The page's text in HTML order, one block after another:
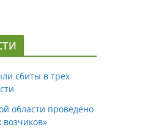
сбиты в трех
области проведено